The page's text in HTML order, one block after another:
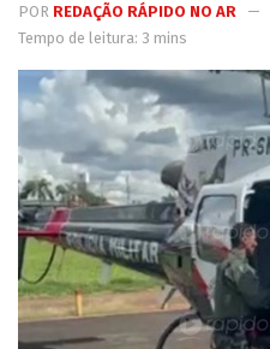
POR REDAÇÃO RÁPIDO NO AR
Tempo de leitura: 3 mins